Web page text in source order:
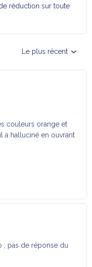
réduction sur toute
Le plus récent
couleurs orange et
a halluciné en ouvrant
, pas de réponse du